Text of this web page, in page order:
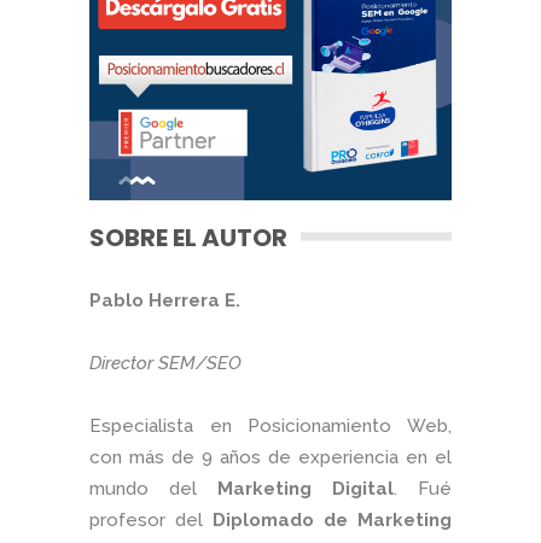
SOBRE EL AUTOR
Pablo Herrera E.
Director SEM/SEO
Especialista en Posicionamiento Web,
con más de 9 años de experiencia en el
mundo del Marketing Digital. Fué
profesor del Diplomado de Marketing